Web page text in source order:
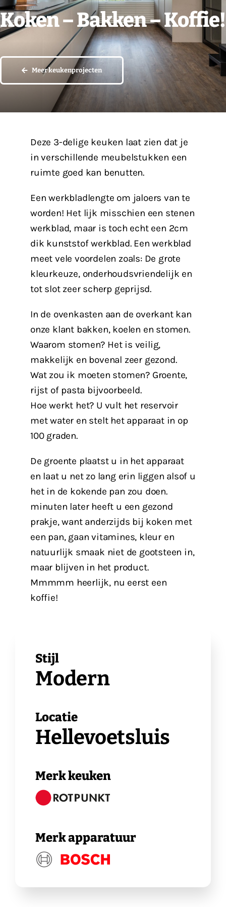
Vacatures
Contact
Koken – Bakken – Koffie!
Meer keukenprojecten
Deze 3-delige keuken laat zien dat je
in verschillende meubelstukken een
ruimte goed kan benutten.
Een werkbladlengte om jaloers van te
worden! Het lijk misschien een stenen
werkblad, maar is toch echt een 2cm
dik kunststof werkblad. Een werkblad
meet vele voordelen zoals: De grote
kleurkeuze, onderhoudsvriendelijk en
tot slot zeer scherp geprijsd.
In de ovenkasten aan de overkant kan
onze klant bakken, koelen en stomen.
Waarom stomen? Het is veilig,
makkelijk en bovenal zeer gezond.
Wat zou ik moeten stomen? Groente,
rijst of pasta bijvoorbeeld.
Hoe werkt het? U vult het reservoir
met water en stelt het apparaat in op
100 graden.
De groente plaatst u in het apparaat
en laat u net zo lang erin liggen alsof u
het in de kokende pan zou doen.
minuten later heeft u een gezond
prakje, want anderzijds bij koken met
een pan, gaan vitamines, kleur en
natuurlijk smaak niet de gootsteen in,
maar blijven in het product.
Mmmmm heerlijk, nu eerst een
koffie!
Stijl
Modern
Locatie
Hellevoetsluis
Merk keuken
Merk apparatuur